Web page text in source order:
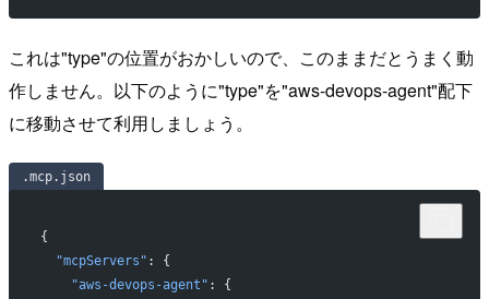
これは"type"の位置がおかしいので、このままだとうまく動
作しません。以下のように"type"を"aws-devops-agent"配下
に移動させて利用しましょう。
.mcp.json
{
  "mcpServers"
: {
    "aws-devops-agent"
: {